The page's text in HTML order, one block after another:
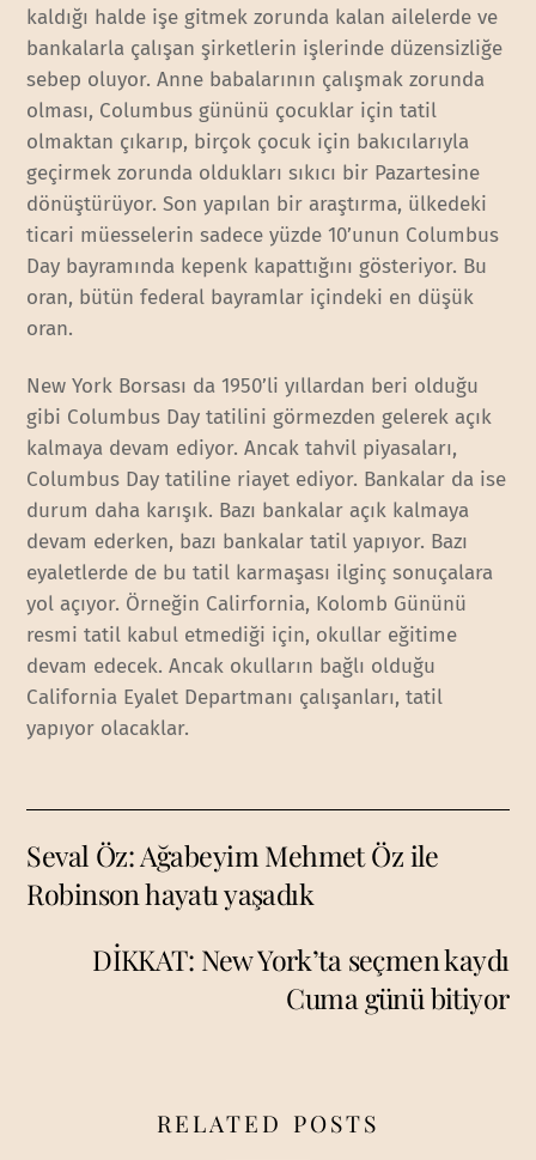
kaldığı halde işe gitmek zorunda kalan ailelerde ve
bankalarla çalışan şirketlerin işlerinde düzensizliğe
sebep oluyor. Anne babalarının çalışmak zorunda
olması, Columbus gününü çocuklar için tatil
olmaktan çıkarıp, birçok çocuk için bakıcılarıyla
geçirmek zorunda oldukları sıkıcı bir Pazartesine
dönüştürüyor. Son yapılan bir araştırma, ülkedeki
ticari müesselerin sadece yüzde 10’unun Columbus
Day bayramında kepenk kapattığını gösteriyor. Bu
oran, bütün federal bayramlar içindeki en düşük
oran.
New York Borsası da 1950’li yıllardan beri olduğu
gibi Columbus Day tatilini görmezden gelerek açık
kalmaya devam ediyor. Ancak tahvil piyasaları,
Columbus Day tatiline riayet ediyor. Bankalar da ise
durum daha karışık. Bazı bankalar açık kalmaya
devam ederken, bazı bankalar tatil yapıyor. Bazı
eyaletlerde de bu tatil karmaşası ilginç sonuçalara
yol açıyor. Örneğin Calirfornia, Kolomb Gününü
resmi tatil kabul etmediği için, okullar eğitime
devam edecek. Ancak okulların bağlı olduğu
California Eyalet Departmanı çalışanları, tatil
yapıyor olacaklar.
Seval Öz: Ağabeyim Mehmet Öz ile
Robinson hayatı yaşadık
DİKKAT: New York’ta seçmen kaydı
Cuma günü bitiyor
RELATED POSTS